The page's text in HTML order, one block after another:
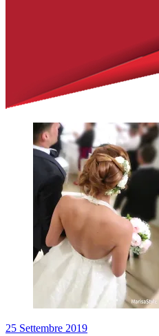
25 Settembre 2019